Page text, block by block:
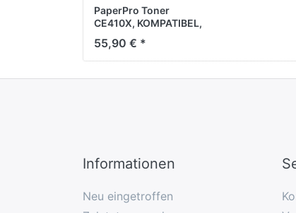
PaperPro Toner
CE410X, KOMPATIBEL,
Seiten
55,90 € *
Informationen
Neu eingetroffen